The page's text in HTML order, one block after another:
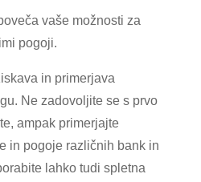
vaše možnosti za
pogoji.
in primerjava
Ne zadovoljite se s prvo
ampak primerjajte
in pogoje različnih bank in
lahko tudi spletna